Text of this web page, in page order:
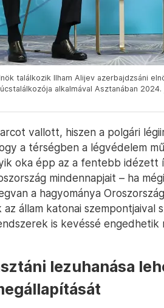
találkozik Ilham Alijev azerbajdzsáni
alkalmával Asztanában
vallott, hiszen a polgári
a térségben a légvédelem
oka épp az a fentebb idézett
mindennapjait – ha
a hagyománya
állam katonai szempontjaival
is kevéssé engedhetik
lezuhanása